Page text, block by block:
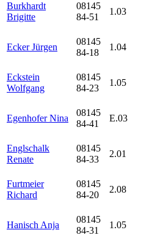
Burkhardt
Brigitte
08145
84-51
1.03
Ecker Jürgen
08145
84-18
1.04
Eckstein
Wolfgang
08145
84-23
1.05
Egenhofer Nina
08145
84-41
E.03
Englschalk
Renate
08145
84-33
2.01
Furtmeier
Richard
08145
84-20
2.08
Hanisch Anja
08145
84-31
1.05